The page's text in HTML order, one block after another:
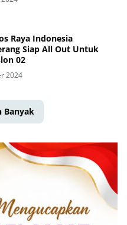
Raya Indonesia
Siap All Out Untuk
02
2024
Banyak